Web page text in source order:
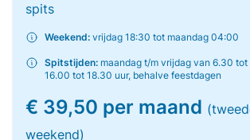
spits
Weekend: vrijdag 18:30 tot maandag 04:00
Spitstijden: maandag t/m vrijdag van 6.30
16.00 tot 18.30 uur, behalve feestdagen
€ 39,50 per maand
weekend)